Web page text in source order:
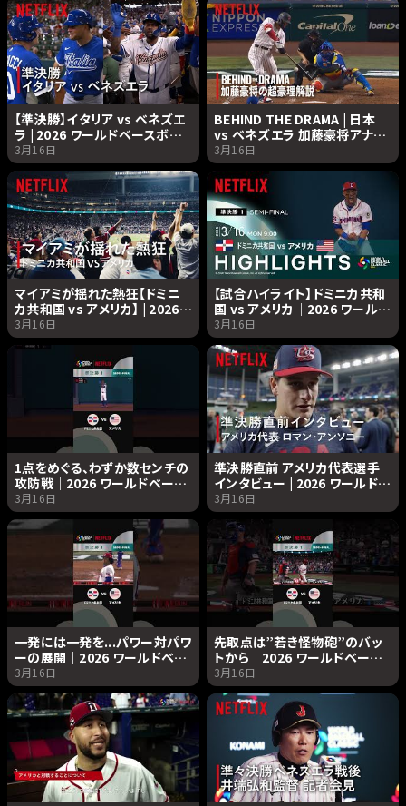
【準決勝】イタリア vs ベネズエ
ラ | 2026 ワールドベースボー
ルクラシック | Netflix Japan
3月16日
BEHIND THE DRAMA | 日本
vs ベネズエラ 加藤豪将アナリ
ストによる解説 | 2026 ワール
ドベースボールクラシック |
Netflix Japan
3月16日
マイアミが揺れた熱狂【ドミニ
カ共和国 vs アメリカ】 | 2026
ワールドベースボールクラシッ
ク | Netflix Japan
3月16日
【試合ハイライト】ドミニカ共和
国 vs アメリカ｜2026 ワールド
ベースボールクラシック |
Netflix Japan
3月16日
1点をめぐる、わずか数センチの
攻防戦｜2026 ワールドベース
ボールクラシック | Netflix
Japan
3月16日
準決勝直前 アメリカ代表選手
インタビュー | 2026 ワールドベ
ースボールクラシック |
Netflix Japan
3月16日
一発には一発を...パワー対パワ
ーの展開｜2026 ワールドベー
スボールクラシック | Netflix
Japan
3月16日
先取点は”若き怪物砲”のバッ
トから｜2026 ワールドベース
ボールクラシック | Netflix
Japan
3月16日